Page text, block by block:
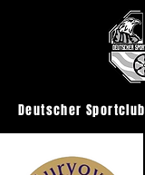
Deutscher Sportclub